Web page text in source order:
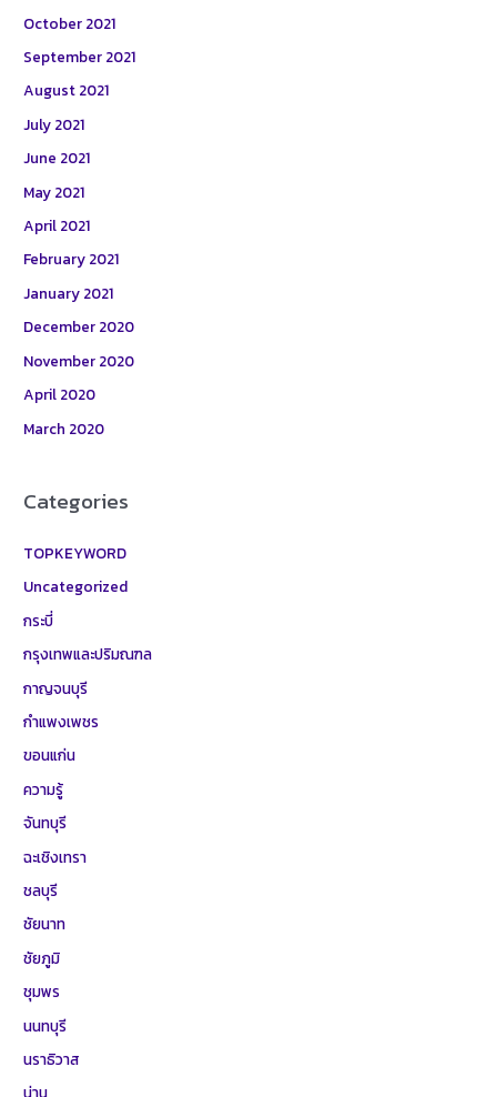
October 2021
September 2021
August 2021
July 2021
June 2021
May 2021
April 2021
February 2021
January 2021
December 2020
November 2020
April 2020
March 2020
Categories
TOPKEYWORD
Uncategorized
กระบี่
กรุงเทพและปริมณฑล
กาญจนบุรี
กำแพงเพชร
ขอนแก่น
ความรู้
จันทบุรี
ฉะเชิงเทรา
ชลบุรี
ชัยนาท
ชัยภูมิ
ชุมพร
นนทบุรี
นราธิวาส